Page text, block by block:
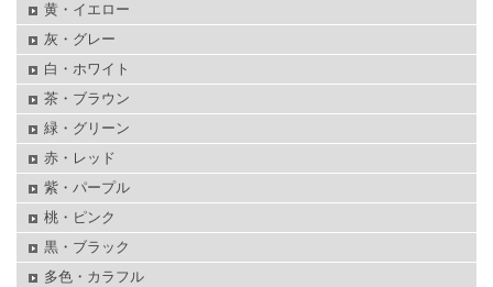
黄・イエロー
灰・グレー
白・ホワイト
茶・ブラウン
緑・グリーン
赤・レッド
紫・パープル
桃・ピンク
黒・ブラック
多色・カラフル